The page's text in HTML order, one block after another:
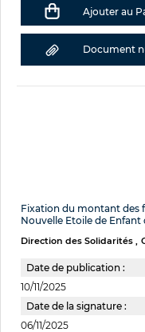
Ajouter au
Document
Fixation du montant des
Nouvelle Etoile de Enfant
Direction des Solidarités
Date de publication :
10/11/2025
Date de la signature :
06/11/2025